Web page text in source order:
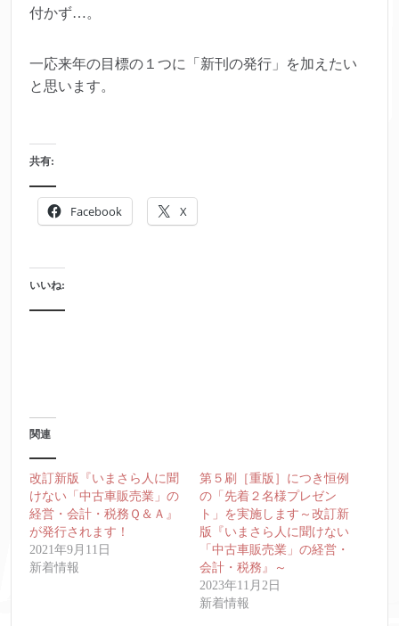
付かず…。
一応来年の目標の１つに「新刊の発行」を加えたい
と思います。
共有:
Facebook X
いいね:
関連
改訂新版『いまさら人に聞
けない「中古車販売業」の
経営・会計・税務Ｑ＆Ａ』
が発行されます！
2021年9月11日
新着情報
第５刷［重版］につき恒例
の「先着２名様プレゼン
ト」を実施します～改訂新
版『いまさら人に聞けない
「中古車販売業」の経営・
会計・税務』～
2023年11月2日
新着情報